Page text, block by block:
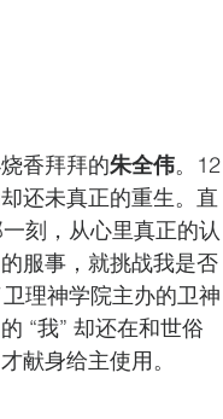
香拜拜的朱全伟。12
还未真正的重生。直
刻，从心里真正的认
服事，就挑战我是否
理神学院主办的卫神
“我” 却还在和世俗
献身给主使用。